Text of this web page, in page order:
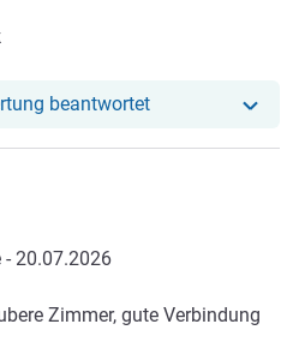
beantwortetUnser Hotel hat
4.5/5
- 20.07.2026
Zimmer, gute Verbindung